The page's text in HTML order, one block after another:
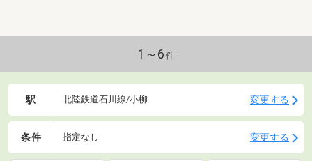
1～6 件
駅 北陸鉄道石川線/小柳 変更する
条件 指定なし 変更する